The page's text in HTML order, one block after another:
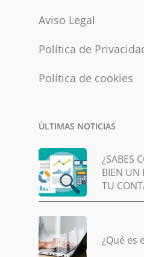
Aviso Legal
Política de
Política de cookies
ÚLTIMAS NOTICIAS
¿SABES
BIEN UN
TU
¿Qué es